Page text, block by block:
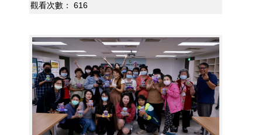
觀看次數：
616